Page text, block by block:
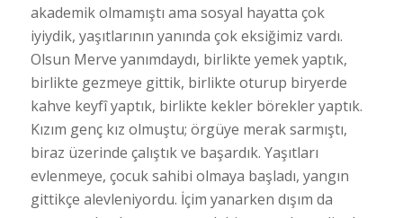
akademik olmamıştı ama sosyal hayatta çok
iyiydik, yaşıtlarının yanında çok eksiğimiz vardı.
Olsun Merve yanımdaydı, birlikte yemek yaptık,
birlikte gezmeye gittik, birlikte oturup biryerde
kahve keyfî yaptık, birlikte kekler börekler yaptık.
Kızım genç kız olmuştu; örgüye merak sarmıştı,
biraz üzerinde çalıştık ve başardık. Yaşıtları
evlenmeye, çocuk sahibi olmaya başladı, yangın
gittikçe alevleniyordu. İçim yanarken dışım da